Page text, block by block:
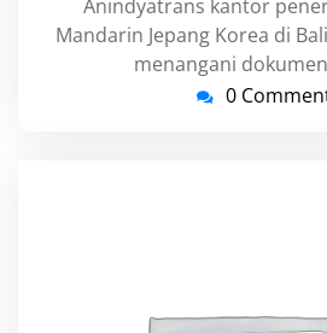
Anindyatrans kantor
Mandarin Jepang Korea di
menangani
0